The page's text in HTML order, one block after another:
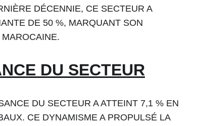
DÉCENNIE, CE SECTEUR A
DE 50 %, MARQUANT SON
DU SECTEUR
DU SECTEUR A ATTEINT 7,1 % EN
CE DYNAMISME A PROPULSÉ LA